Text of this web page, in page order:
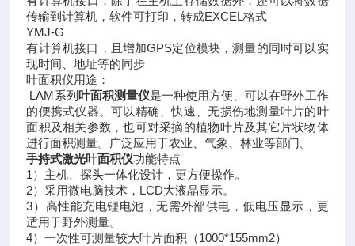
传输到计算机，软件可打印，转成EXCEL格式
YMJ-G
有计算机接口，且增加GPS定位模块，测量的同时可以实
现时间、地址等的同步
叶面积仪用途：
LAM系列 叶面积测量仪是一种使用方便、可以在野外工作
的便携式仪器。可以精确、快速、无损伤地测量叶片的叶
面积及相关参数，也可对采摘的植物叶片及其它片状物体
进行面积测量。广泛应用于农业、气象、林业等部门。
手持式激光叶面积仪功能特点
1）主机、探头一体化设计，更方便操作。
2）采用微电脑技术，LCD大液晶显示。
3）高性能充电锂电池，无需外部供电，低电压显示，更
适用于野外测量。
4）一次性可测量较大叶片面积（1000*155mm2）